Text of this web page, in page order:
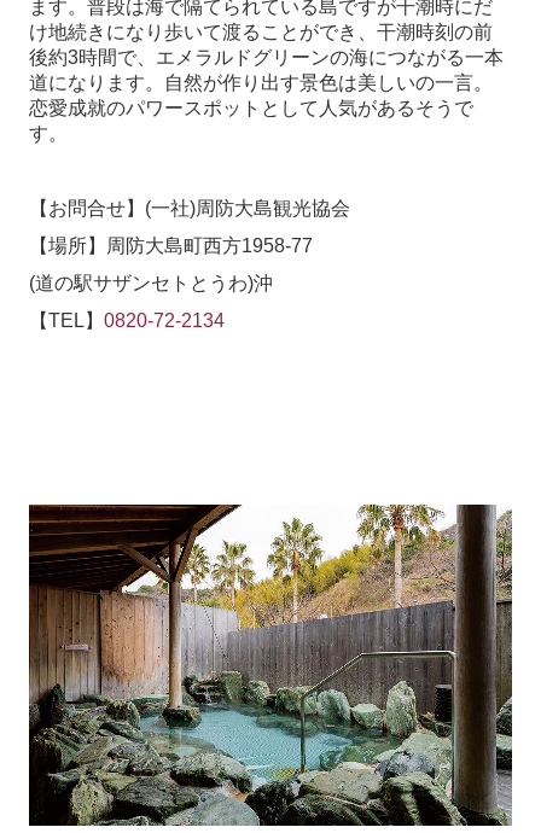
ます。普段は海で隔てられている島ですが干潮時にだ
け地続きになり歩いて渡ることができ、干潮時刻の前
後約3時間で、エメラルドグリーンの海につながる一本
道になります。自然が作り出す景色は美しいの一言。
恋愛成就のパワースポットとして人気があるそうで
す。
【お問合せ】 (一社)周防大島観光協会
【場所】周防大島町西方1958-77
(道の駅サザンセトとうわ)沖
【TEL 】0820-72-2134